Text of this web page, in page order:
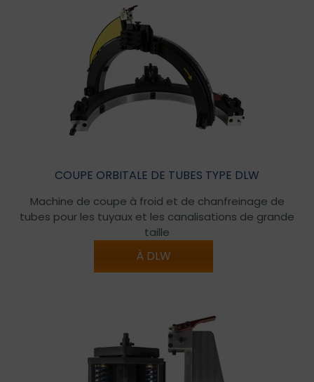
COUPE ORBITALE DE TUBES TYPE DLW
Machine de coupe à froid et de chanfreinage de
tubes pour les tuyaux et les canalisations de grande
taille
À DLW